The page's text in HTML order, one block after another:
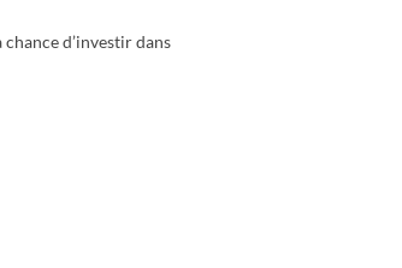
d’investir dans